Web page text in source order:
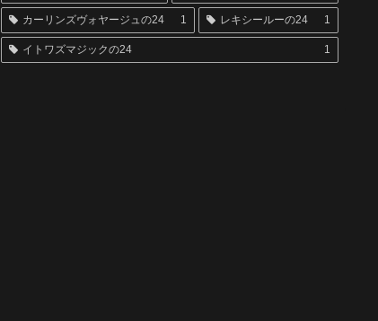
カーリンズヴォヤージュの24 1 レキシールーの24 1
イトワズマジックの24 1